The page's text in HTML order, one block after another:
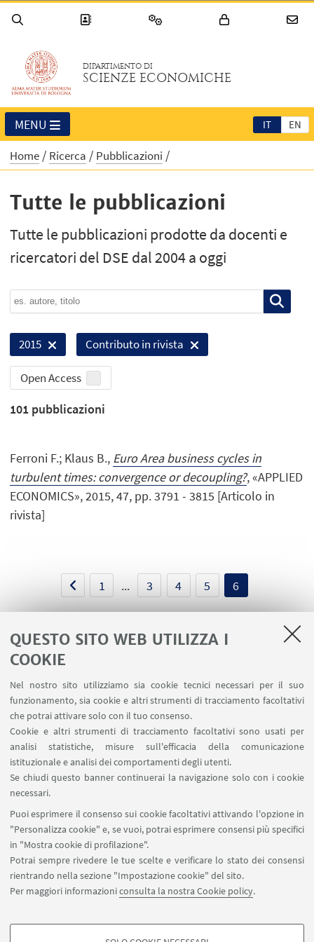
QUESTO SITO WEB UTILIZZA I
COOKIE
Nel nostro sito utilizziamo sia cookie tecnici necessari per il suo
funzionamento, sia cookie e altri strumenti di tracciamento facoltativi
che potrai attivare solo con il tuo consenso.
Cookie e altri strumenti di tracciamento facoltativi sono usati per
analisi statistiche, misure sull'efficacia della comunicazione
istituzionale e analisi dei comportamenti degli utenti.
Se chiudi questo banner continuerai la navigazione solo con i cookie
necessari.
Puoi esprimere il consenso sui cookie facoltativi attivando l'opzione in
"Personalizza cookie" e, se vuoi, potrai esprimere consensi più specifici
in "Mostra cookie di profilazione".
Potrai sempre rivedere le tue scelte e verificare lo stato dei consensi
rientrando nella sezione "Impostazione cookie" del sito.
Per maggiori informazioniconsulta la nostra Cookie policy.
DIPARTIMENTO DI
SCIENZE ECONOMICHE
IT EN
MENU
Home Ricerca Pubblicazioni
Tutte le pubblicazioni
Tutte le pubblicazioni prodotte da docenti e
ricercatori del DSE dal 2004 a oggi
2015 Contributo in rivista
Open Access
101 pubblicazioni
Ferroni F.; Klaus B., Euro Area business cycles in
turbulent times: convergence or decoupling?, «APPLIED
ECONOMICS», 2015, 47, pp. 3791 - 3815 [Articolo in
rivista]
1 ... 3 4 5 6
Contatti
Area riservata
SEGUI IL DIPARTIMENTO SU:
SEGUI UNIBO SU:
APP: